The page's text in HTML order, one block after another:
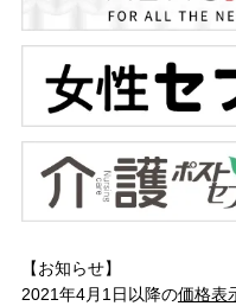
【お知らせ】
2021年4月1日以降の価格表